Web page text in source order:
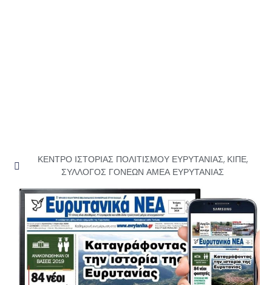
ΚΕΝΤΡΟ ΙΣΤΟΡΙΑΣ ΠΟΛΙΤΙΣΜΟΥ ΕΥΡΥΤΑΝΙΑΣ, ΚΙΠΕ,
ΣΥΛΛΟΓΟΣ ΓΟΝΕΩΝ ΑΜΕΑ ΕΥΡΥΤΑΝΙΑΣ